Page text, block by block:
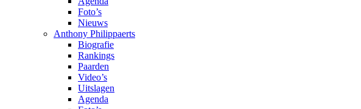
Foto’s
Nieuws
Anthony Philippaerts
Biografie
Rankings
Paarden
Video’s
Uitslagen
Agenda